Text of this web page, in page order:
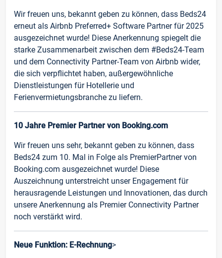
Wir freuen uns, bekannt geben zu können, dass Beds24
erneut als Airbnb Preferred+ Software Partner für 2025
ausgezeichnet wurde! Diese Anerkennung spiegelt die
starke Zusammenarbeit zwischen dem #Beds24-Team
und dem Connectivity Partner-Team von Airbnb wider,
die sich verpflichtet haben, außergewöhnliche
Dienstleistungen für Hotellerie und
Ferienvermietungsbranche zu liefern.
10 Jahre Premier Partner von Booking.com
Wir freuen uns sehr, bekannt geben zu können, dass
Beds24 zum 10. Mal in Folge als PremierPartner von
Booking.com ausgezeichnet wurde! Diese
Auszeichnung unterstreicht unser Engagement für
herausragende Leistungen und Innovationen, das durch
unsere Anerkennung als Premier Connectivity Partner
noch verstärkt wird.
Neue Funktion: E-Rechnung>